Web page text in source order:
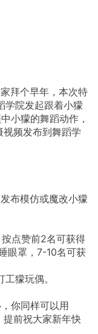
拜个早年，本次特
学院发起跟着小獴
小獴的舞蹈动作，
频发布到舞蹈学
发布模仿或魔改小獴
点赞前2名可获得
眼罩，7-10名可获
獴玩偶。
你同样可以用
提前祝大家新年快